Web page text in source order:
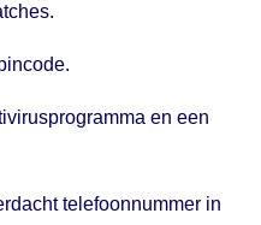
en een
telefoonnummer in